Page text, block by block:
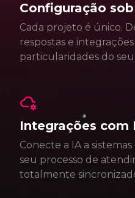
Configuração
Cada projeto é único.
respostas e
particularidades do
Integrações com
Conecte a IA a
seu processo de
totalmente